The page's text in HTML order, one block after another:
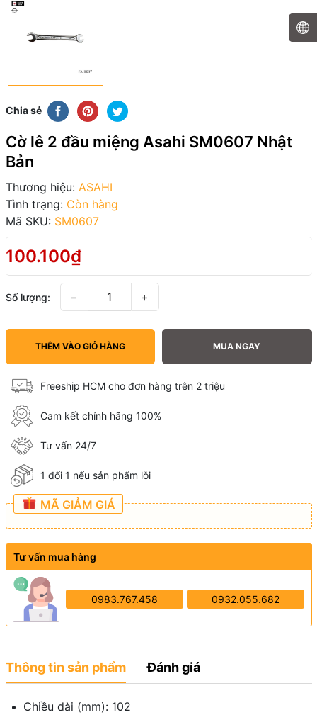
Chia sẻ
Cờ lê 2 đầu miệng Asahi SM0607 Nhật
Bản
Thương hiệu: ASAHI
Tình trạng: Còn hàng
Mã SKU: SM0607
100.100₫
Số lượng: − +
THÊM VÀO GIỎ HÀNG MUA NGAY
Freeship HCM cho đơn hàng trên 2 triệu
Cam kết chính hãng 100%
Tư vấn 24/7
1 đổi 1 nếu sản phẩm lỗi
MÃ GIẢM GIÁ
Tư vấn mua hàng
0983.767.458 0932.055.682
Thông tin sản phẩm Đánh giá
Chiều dài (mm): 102